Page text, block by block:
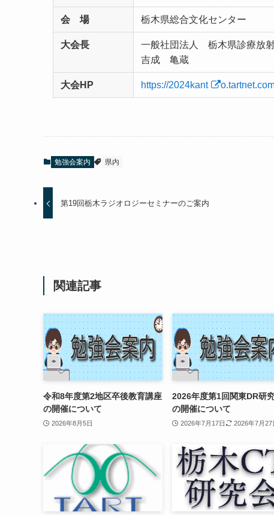
会 場 栃木県総合文化センター
大会長
一般社団法人 栃木県診療放
吉成 亀蔵
大会HP https://2024kant
勉強会案内 県内
第19回栃木ラジオロジーセミナーのご案内
関連記事
令和8年度第2地区卒後教育講座
の開催について
2026年8月5日
2026年度第1回関東DR研
の開催について
2026年7月17日 2026年7月27